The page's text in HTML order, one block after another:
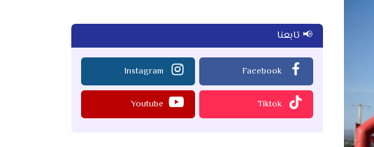
📢 تابعنا
Facebook
Instagram
Tiktok
Youtube